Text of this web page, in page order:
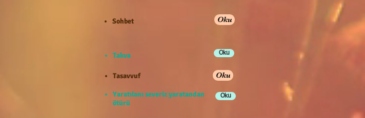
Oku
Sohbet
Oku
Takva
Oku
Tasavvuf
Oku
Yaratılanı severiz yaratandan
ötürü